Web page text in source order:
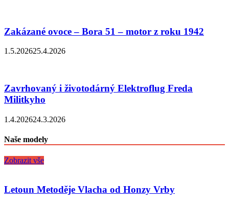
Zakázané ovoce – Bora 51 – motor z roku 1942
1.5.202625.4.2026
Zavrhovaný i životodárný Elektroflug Freda
Militkyho
1.4.202624.3.2026
Naše modely
Zobrazit vše
Letoun Metoděje Vlacha od Honzy Vrby